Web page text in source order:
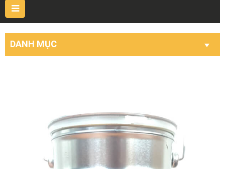
Toggle
navigation
DANH MỤC